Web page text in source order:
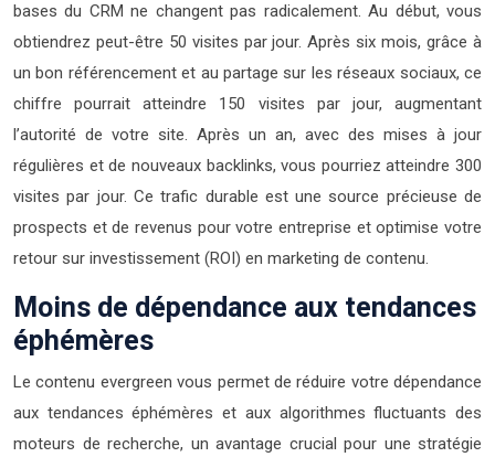
bases du CRM ne changent pas radicalement. Au début, vous
obtiendrez peut-être 50 visites par jour. Après six mois, grâce à
un bon référencement et au partage sur les réseaux sociaux, ce
chiffre pourrait atteindre 150 visites par jour, augmentant
l’autorité de votre site. Après un an, avec des mises à jour
régulières et de nouveaux backlinks, vous pourriez atteindre 300
visites par jour. Ce trafic durable est une source précieuse de
prospects et de revenus pour votre entreprise et optimise votre
retour sur investissement (ROI) en marketing de contenu.
Moins de dépendance aux tendances
éphémères
Le contenu evergreen vous permet de réduire votre dépendance
aux tendances éphémères et aux algorithmes fluctuants des
moteurs de recherche, un avantage crucial pour une stratégie